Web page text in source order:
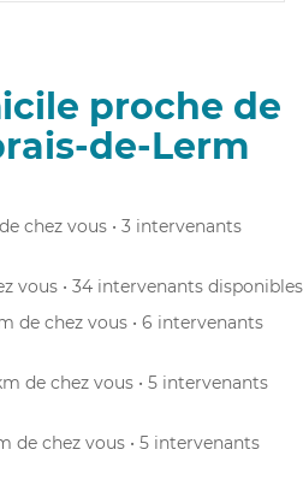
proche de
de-Lerm
chez vous • 3 intervenants
vous • 34 intervenants disponibles
de chez vous • 6 intervenants
de chez vous • 5 intervenants
de chez vous • 5 intervenants